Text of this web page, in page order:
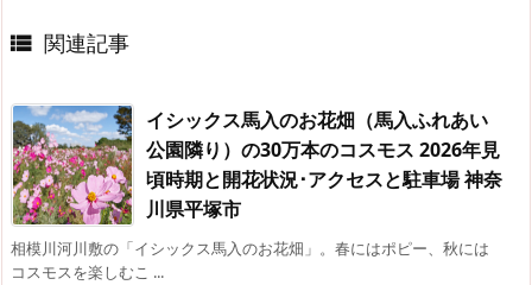
 関連記事
イシックス馬入のお花畑（馬入ふれあい
公園隣り）の30万本のコスモス 2026年見
頃時期と開花状況･アクセスと駐車場 神奈
川県平塚市
相模川河川敷の「イシックス馬入のお花畑」。春にはポピー、秋には
コスモスを楽しむこ ...